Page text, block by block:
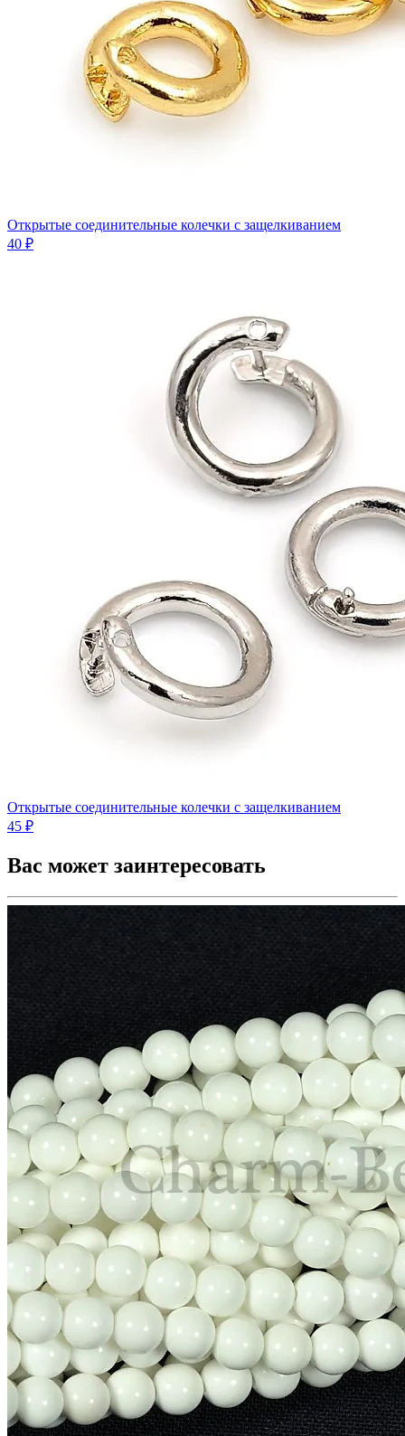
Открытые соединительные колечки с защелкиванием
40 ₽
Открытые соединительные колечки с защелкиванием
45 ₽
Вас может заинтересовать